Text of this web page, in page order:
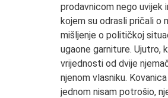
prodavnicom nego uvijek
kojem su odrasli pričali o
mišljenje o političkoj
ugaone garniture. Ujutro,
vrijednosti od dvije
njenom vlasniku.
jednom nisam potrošio,